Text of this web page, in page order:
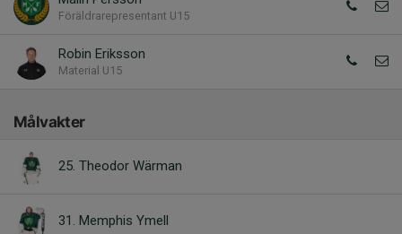
Föräldrarepresentant U15
Robin Eriksson
Material U15
Målvakter
25. Theodor Wärman
31. Memphis Ymell